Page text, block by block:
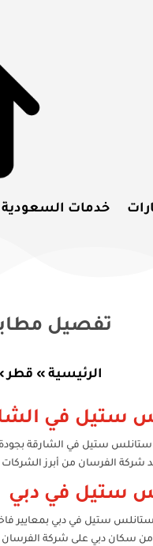
خدمات السعودية
تفصيل
الرئيسية » قطر
ستيل في
ستيل في الشارقة بجودة
شركة الفرسان من أبرز
ستيل في دبي
ستيل في دبي بمعايير
من سكان دبي على شركة